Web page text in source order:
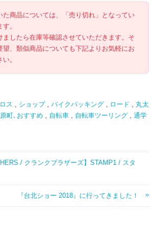
た商品については、「売り切れ」となってい
。
ましたら在庫等確認させていただきます。そ
望、類似商品についても下記よりお気軽にお
。
ス , ショップ, バイクパッキング , ロード , 丸太
町､おすすめ , 自転車 , 自転車ツーリング , 通学
/ クランクブラザーズ】STAMP1 / スタ
『台北ショー 2018』に行ってきました！